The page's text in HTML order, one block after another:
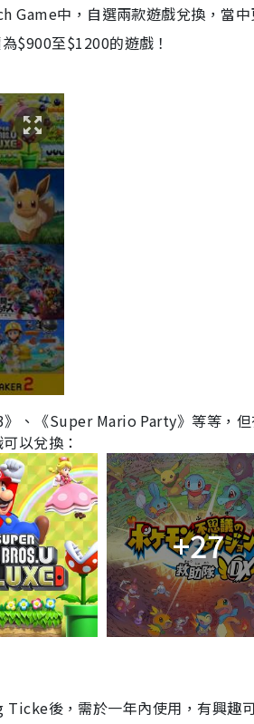
Game中，自選兩款遊戲兌換，當
$900至$1200的遊戲！
》、《Super Mario Party》等等，
以兌換：
+27
Ticke後，需於一年內使用，有興趣